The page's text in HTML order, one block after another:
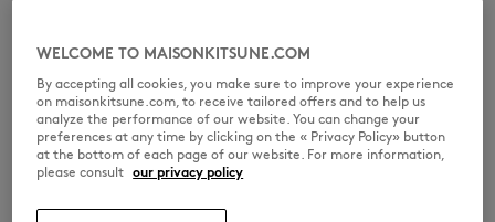
ストラップにプロフィールフォックス刺繍
リサイクルEVAソール
リサイクル素材とナチュラルラバーを使用したアウトソール
フットベッドにIndosole × Maison Kitsunéコーロゴプリント
※商品画像はサンプルのため、実際の商品とは色味・サイズ・デザイン・
仕様などに一部変更がある場合がございますので、予めご了承ください。
WSAFLPRSSOISOI-0583
WELCOME TO MAISONKITSUNE.COM
By accepting all cookies, you make sure to improve your experience
on maisonkitsune.com, to receive tailored offers and to help us
analyze the performance of our website. You can change your
preferences at any time by clicking on the « Privacy Policy» button
at the bottom of each page of our website. For more information,
please consult our privacy policy